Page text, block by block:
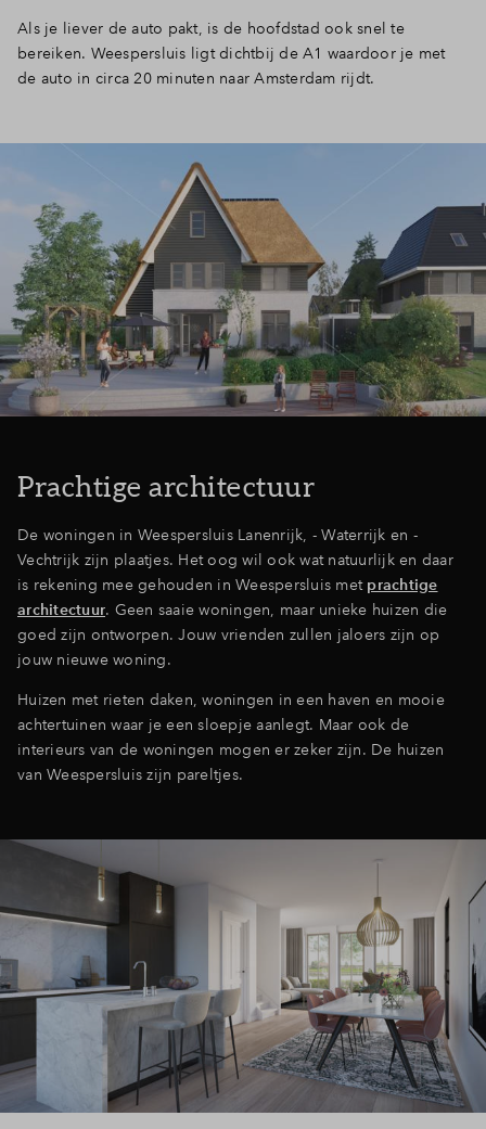
Als je liever de auto pakt, is de hoofdstad ook snel te
bereiken. Weespersluis ligt dichtbij de A1 waardoor je met
de auto in circa 20 minuten naar Amsterdam rijdt.
Prachtige architectuur
De woningen in Weespersluis Lanenrijk, - Waterrijk en -
Vechtrijk zijn plaatjes. Het oog wil ook wat natuurlijk en daar
is rekening mee gehouden in Weespersluis met prachtige
architectuur. Geen saaie woningen, maar unieke huizen die
goed zijn ontworpen. Jouw vrienden zullen jaloers zijn op
jouw nieuwe woning.
Huizen met rieten daken, woningen in een haven en mooie
achtertuinen waar je een sloepje aanlegt. Maar ook de
interieurs van de woningen mogen er zeker zijn. De huizen
van Weespersluis zijn pareltjes.